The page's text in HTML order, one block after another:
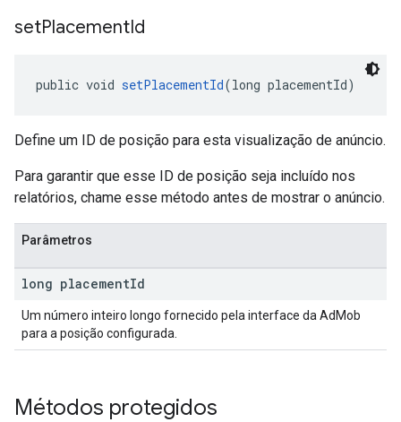
setPlacementId
public void setPlacementId(long placementId)
Define um ID de posição para esta visualização de anúncio.
Para garantir que esse ID de posição seja incluído nos
relatórios, chame esse método antes de mostrar o anúncio.
Parâmetros
long placementId
Um número inteiro longo fornecido pela interface da AdMob
para a posição configurada.
Métodos protegidos